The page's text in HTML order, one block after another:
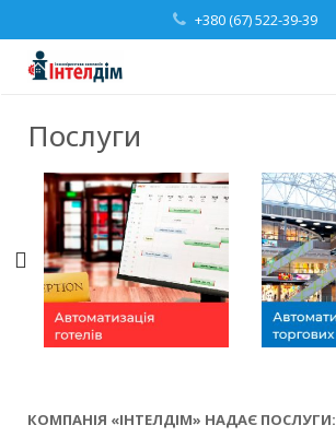
+380 (67) 522-39-39
ПОСЛУГИ
АВТОМАТИЗАЦІЯ
МЕРЕЖІ
КОМПАНІЯ
КОНТАКТИ
Послуги
КОМПАНІЯ «ІНТЕЛДІМ» НАДАЄ ПОСЛУГИ: